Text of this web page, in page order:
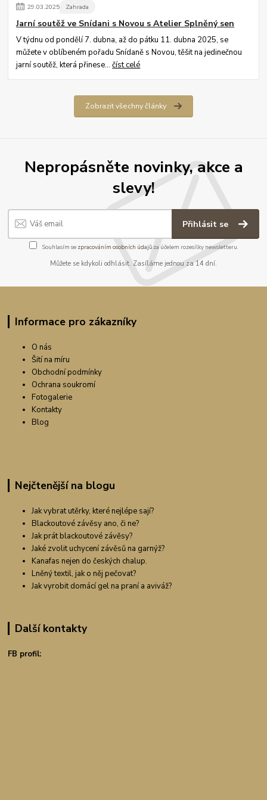
29.03.2025 Zahrada
Jarní soutěž ve Snídani s Novou s Atelier Splněný sen
V týdnu od pondělí 7. dubna, až do pátku 11. dubna 2025, se
můžete v oblíbeném pořadu Snídaně s Novou, těšit na jedinečnou
jarní soutěž, která přinese...číst celé
Zobrazit všechny články
Nepropásněte novinky, akce a
slevy!
Přihlásit se
Souhlasím se zpracováním osobních údajůza účelem rozesílky newsletteru.
Můžete se kdykoli odhlásit. Zasíláme jednou za 14 dní.
Informace pro zákazníky
O nás
Šití na míru
Obchodní podmínky
Ochrana soukromí
Fotogalerie
Kontakty
Blog
Nejčtenější na blogu
Jak vybrat utěrky, které nejlépe sají?
Blackoutové závěsy ano, či ne?
Jak prát blackoutové závěsy?
Jaké zvolit uchycení závěsů na garnýž?
Kanafas nejen do českých chalup.
Lněný textil, jak o něj pečovat?
Jak vyrobit domácí gel na praní a aviváž?
Další kontakty
FB profil: